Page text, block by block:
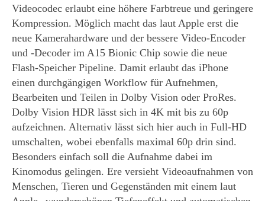
Videocodec erlaubt eine höhere Farbtreue und geringere
Kompression. Möglich macht das laut Apple erst die
neue Kamerahardware und der bessere Video-Encoder
und -Decoder im A15 Bionic Chip sowie die neue
Flash-Speicher Pipeline. Damit erlaubt das iPhone
einen durchgängigen Workflow für Aufnehmen,
Bearbeiten und Teilen in Dolby Vision oder ProRes.
Dolby Vision HDR lässt sich in 4K mit bis zu 60p
aufzeichnen. Alternativ lässt sich hier auch in Full-HD
umschalten, wobei ebenfalls maximal 60p drin sind.
Besonders einfach soll die Aufnahme dabei im
Kinomodus gelingen. Ere versieht Videoaufnahmen von
Menschen, Tieren und Gegenständen mit einem laut